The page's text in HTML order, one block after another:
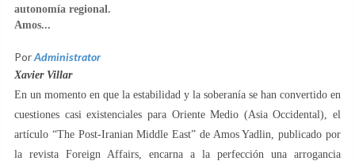
autonomía regional.
Amos...
PorAdministrator
Xavier Villar
En un momento en que la estabilidad y la soberanía se han convertido en
cuestiones casi existenciales para Oriente Medio (Asia Occidental), el
artículo “The Post-Iranian Middle East” de Amos Yadlin, publicado por
la revista Foreign Affairs, encarna a la perfección una arrogancia